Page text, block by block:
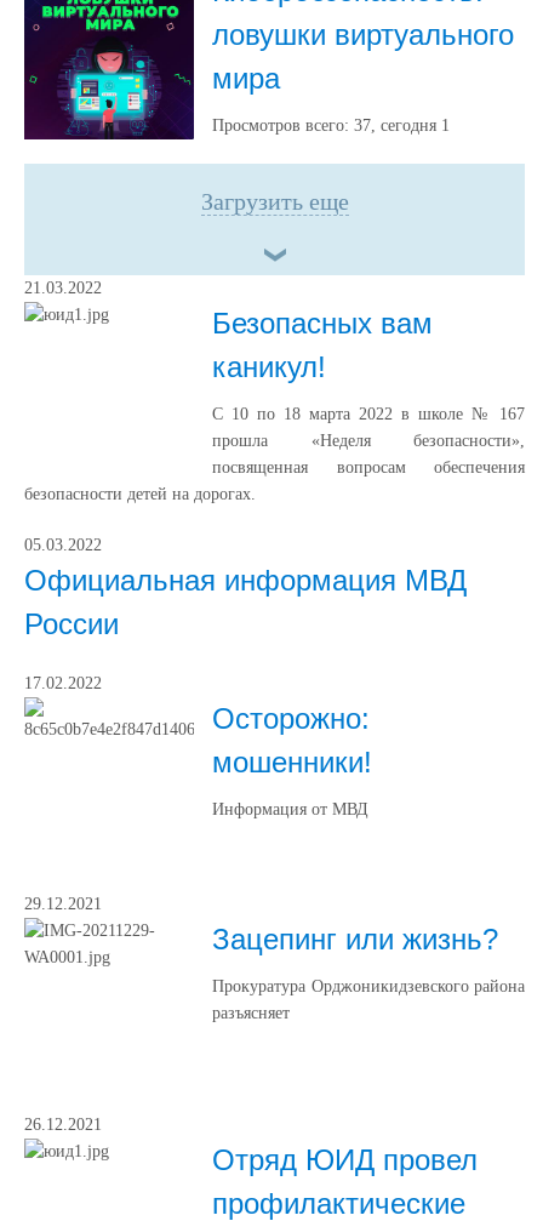
ловушки виртуального
мира
Просмотров всего: 37, сегодня 1
Загрузить еще
21.03.2022
Безопасных вам
каникул!
С 10 по 18 марта 2022 в школе № 167
прошла «Неделя безопасности»,
посвященная вопросам обеспечения
безопасности детей на дорогах.
05.03.2022
Официальная информация МВД
России
17.02.2022
Осторожно:
мошенники!
Информация от МВД
29.12.2021
Зацепинг или жизнь?
Прокуратура Орджоникидзевского района
разъясняет
26.12.2021
Отряд ЮИД провел
профилактические